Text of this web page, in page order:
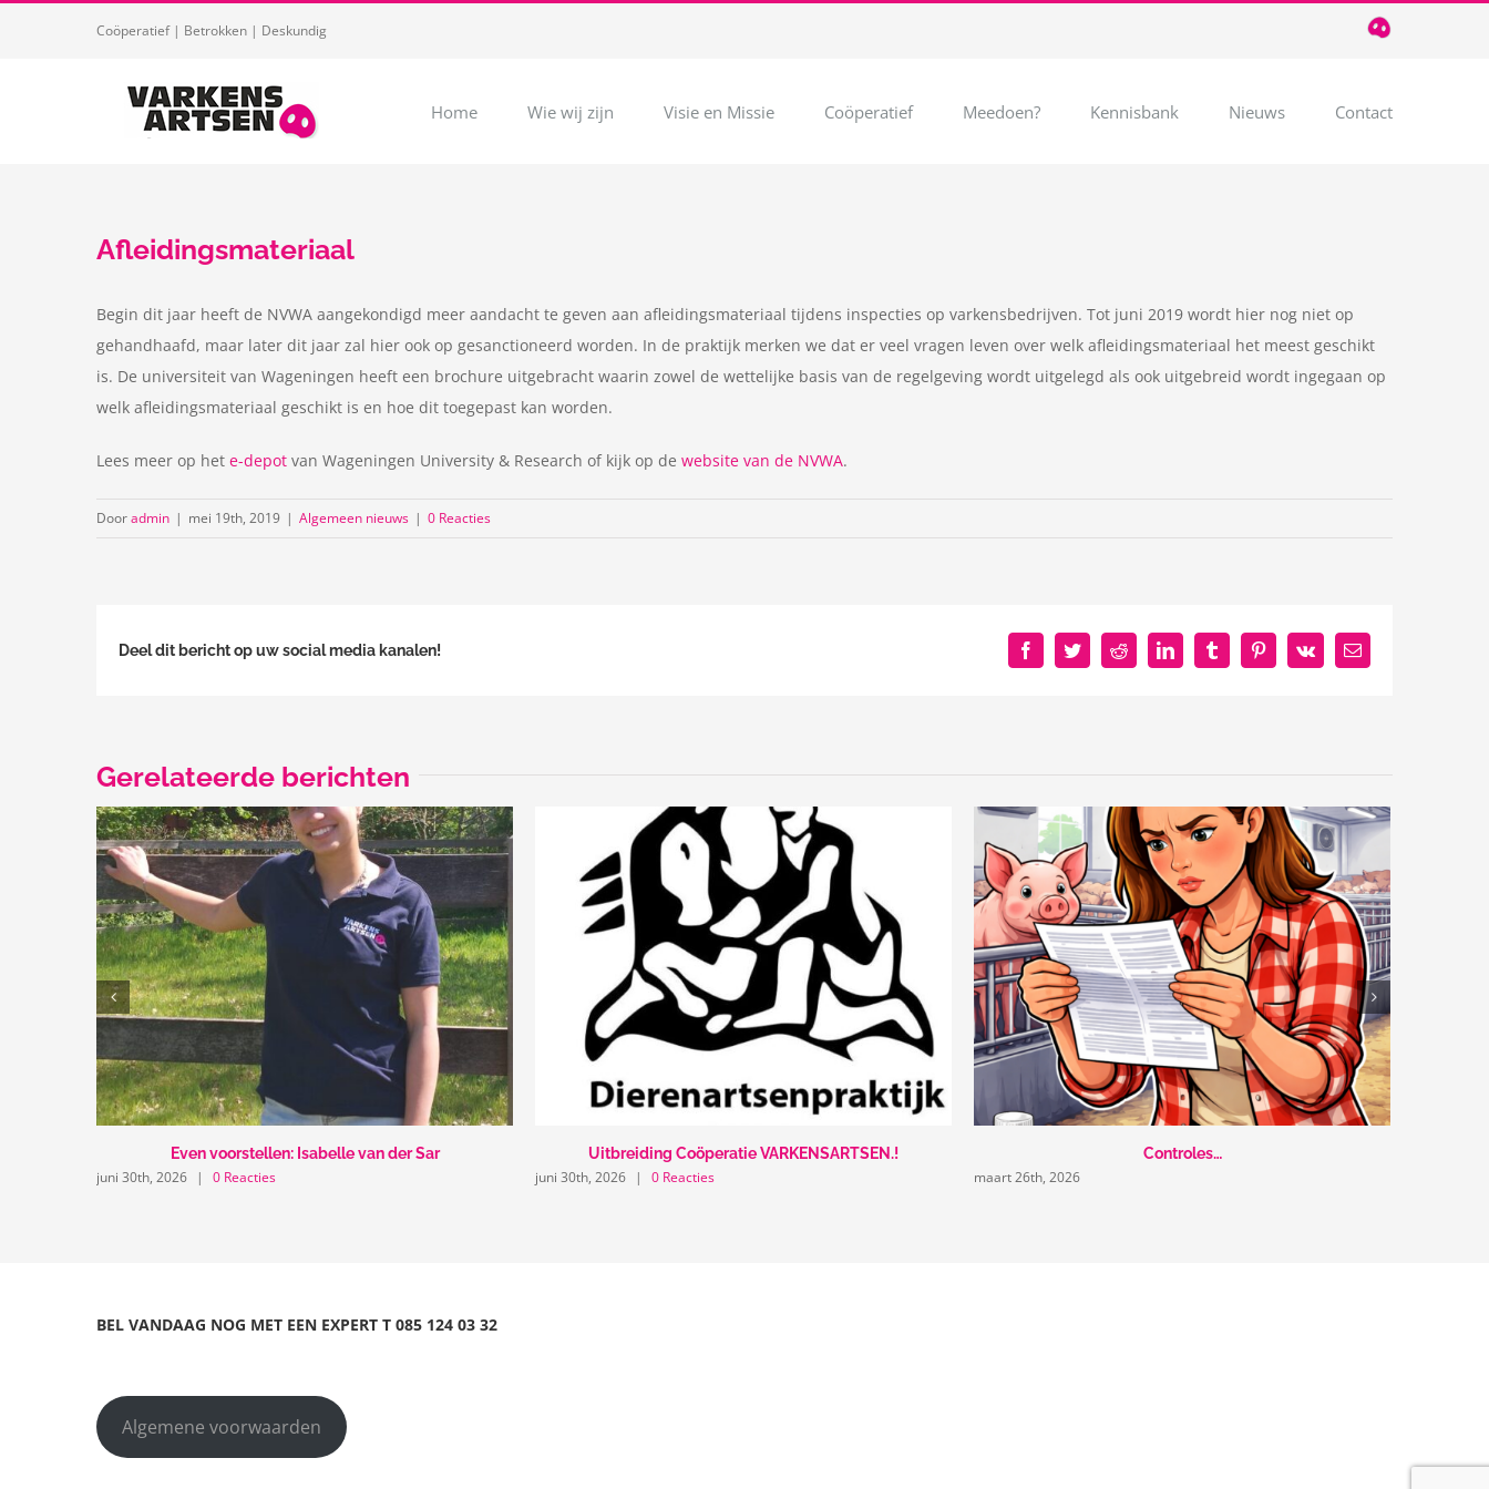
Coöperatief | Betrokken | Deskundig
T
085
Home Wie wij zijn Visie en Missie Coöperatief Meedoen? Kennisbank Nieuws Contact
Afleidingsmateriaal
Begin dit jaar heeft de NVWA aangekondigd meer aandacht te geven aan afleidingsmateriaal tijdens inspecties op varkensbedrijven. Tot juni 2019 wordt hier nog niet op
gehandhaafd, maar later dit jaar zal hier ook op gesanctioneerd worden. In de praktijk merken we dat er veel vragen leven over welk afleidingsmateriaal het meest geschikt
is. De universiteit van Wageningen heeft een brochure uitgebracht waarin zowel de wettelijke basis van de regelgeving wordt uitgelegd als ook uitgebreid wordt ingegaan op
welk afleidingsmateriaal geschikt is en hoe dit toegepast kan worden.
Lees meer op het e-depot van Wageningen University & Research of kijk op de website van de NVWA.
Dooradmin | mei 19th, 2019 | Algemeen nieuws | 0 Reacties
Deel dit bericht op uw social media kanalen! FacebookTwitterRedditLinkedInTumblr PinterestVk
E-
mail
Gerelateerde berichten
Even voorstellen: Isabelle van der Sar
juni 30th, 2026 | 0 Reacties
Uitbreiding Coöperatie VARKENSARTSEN.!
juni 30th, 2026 | 0 Reacties
Controles…
maart 26th, 2026
BEL VANDAAG NOG MET EEN EXPERT T 085 124 03 32
Algemene voorwaarden